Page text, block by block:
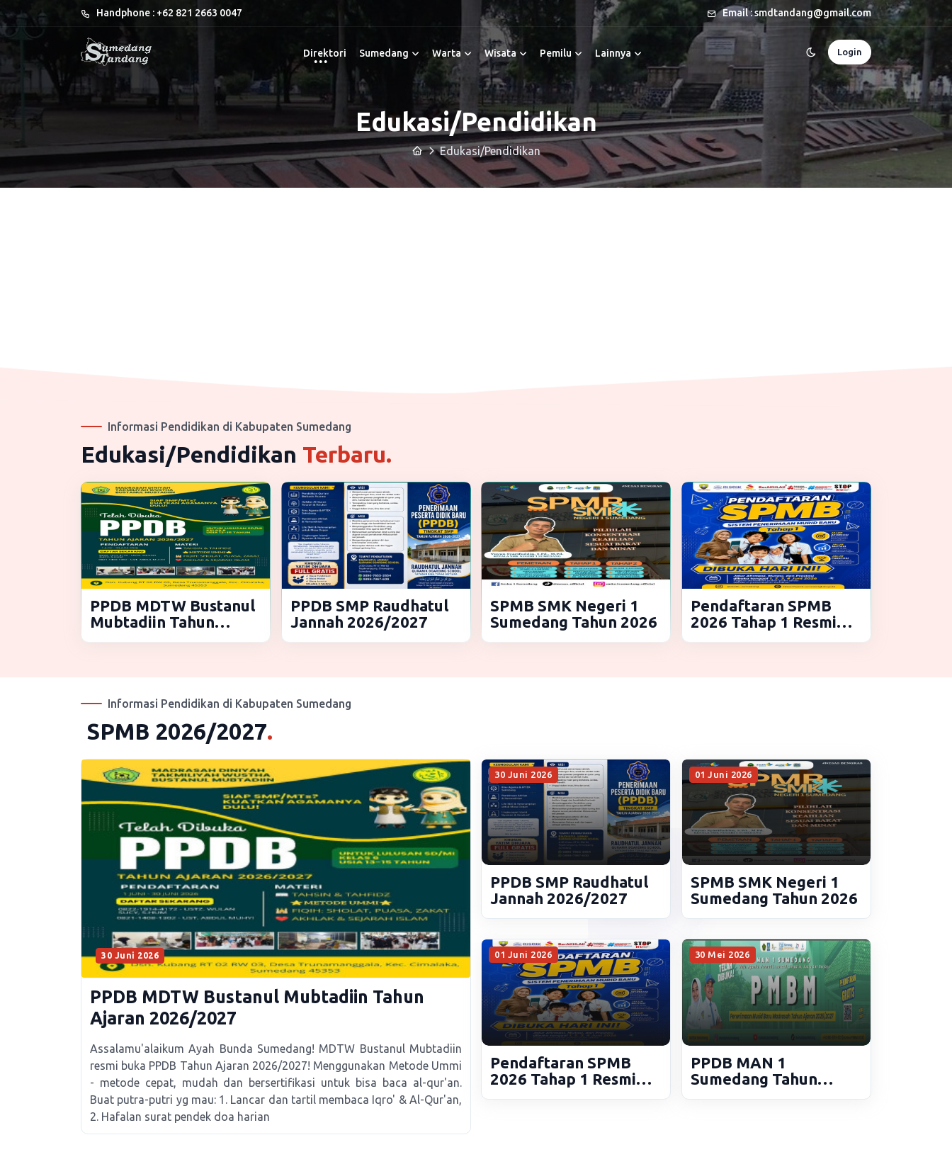
Handphone : +62 821 2663 0047 Email : smdtandang@gmail.com
Direktori Sumedang Warta Wisata Pemilu Lainnya Login
Edukasi/Pendidikan
Edukasi/Pendidikan
Informasi Pendidikan di Kabupaten Sumedang
Edukasi/Pendidikan Terbaru.
PPDB MDTW Bustanul
Mubtadiin Tahun
PPDB SMP Raudhatul
Jannah 2026/2027
SPMB SMK Negeri 1
Sumedang Tahun 2026
Pendaftaran SPMB
2026 Tahap 1 Resmi
Informasi Pendidikan di Kabupaten Sumedang
SPMB 2026/2027.
30 Juni 2026
PPDB MDTW Bustanul Mubtadiin Tahun
Ajaran 2026/2027
Assalamu'alaikum Ayah Bunda Sumedang! MDTW Bustanul Mubtadiin
resmi buka PPDB Tahun Ajaran 2026/2027! Menggunakan Metode Ummi
- metode cepat, mudah dan bersertifikasi untuk bisa baca al-qur'an.
Buat putra-putri yg mau: 1. Lancar dan tartil membaca Iqro' & Al-Qur'an,
2. Hafalan surat pendek doa harian
30 Juni 2026
PPDB SMP Raudhatul
Jannah 2026/2027
01 Juni 2026
SPMB SMK Negeri 1
Sumedang Tahun 2026
01 Juni 2026
Pendaftaran SPMB
2026 Tahap 1 Resmi
Dibuka
30 Mei 2026
PPDB MAN 1
Sumedang Tahun
Pelajaran 2026/2027